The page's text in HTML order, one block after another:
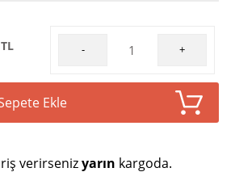
TL - +
Ekle
verirsenizyarın kargoda.